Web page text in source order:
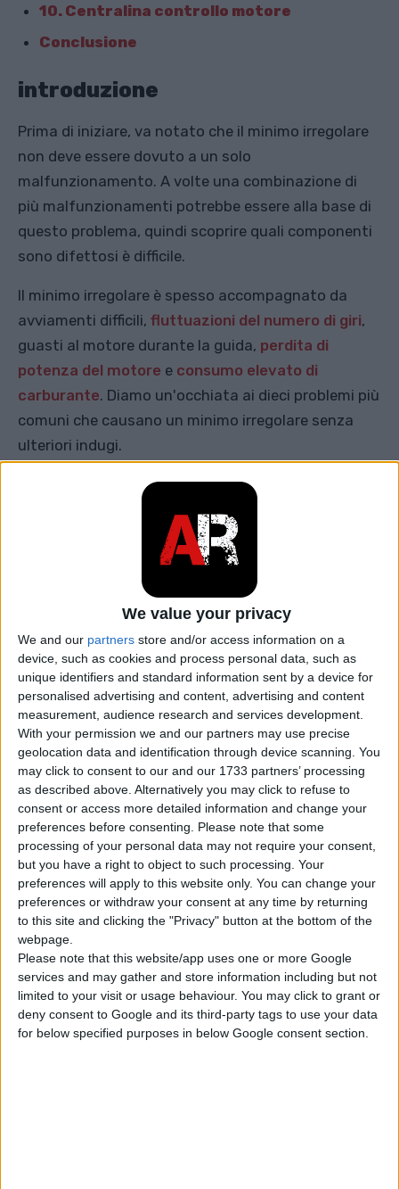
We value your privacy
We and our partners store and/or access information on a
device, such as cookies and process personal data, such as
unique identifiers and standard information sent by a device for
personalised advertising and content, advertising and content
measurement, audience research and services development.
With your permission we and our partners may use precise
geolocation data and identification through device scanning. You
may click to consent to our and our 1733 partners’ processing
as described above. Alternatively you may click to refuse to
consent or access more detailed information and change your
preferences before consenting.
Please note that some
processing of your personal data may not require your consent,
but you have a right to object to such processing. Your
preferences will apply to this website only. You can change your
preferences or withdraw your consent at any time by returning
to this site and clicking the "Privacy" button at the bottom of the
webpage.
Please note that this website/app uses one or more Google
services and may gather and store information including but not
limited to your visit or usage behaviour. You may click to grant or
deny consent to Google and its third-party tags to use your data
for below specified purposes in below Google consent section.
10. Centralina controllo motore
Conclusione
introduzione
Prima di iniziare, va notato che il minimo irregolare
non deve essere dovuto a un solo
malfunzionamento. A volte una combinazione di
più malfunzionamenti potrebbe essere alla base di
questo problema, quindi scoprire quali componenti
sono difettosi è difficile.
Il minimo irregolare è spesso accompagnato da
avviamenti difficili, fluttuazioni del numero di giri,
guasti al motore durante la guida, perdita di
potenza del motore e consumo elevato di
carburante. Diamo un'occhiata ai dieci problemi più
comuni che causano un minimo irregolare senza
ulteriori indugi.
ARTICOLO CORRELATO
Fluttuazione RPM durante la
guida: queste sono le 12 cause più
comuni
1. Candele
Candele di accensionediAidan Wojtaslicenza:Creative Commons
Attribution 2.0 Generic (CC BY 2.0)
Una non corretta e, quindi, insufficiente accensione
della miscela può essere una delle cause del